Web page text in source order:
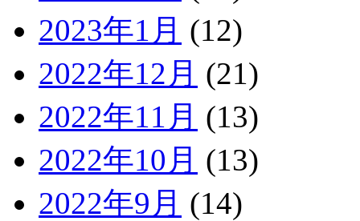
2023年1月 (12)
2022年12月 (21)
2022年11月 (13)
2022年10月 (13)
2022年9月 (14)